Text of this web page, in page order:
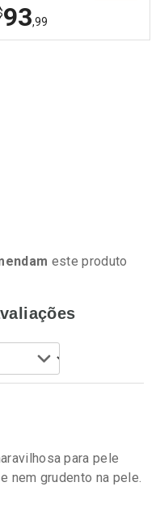
93,99
Ativar Desconto
Comprar sem Desconto
Por R$ 93,99/cada
este produto
para pele
nem grudento na pele.